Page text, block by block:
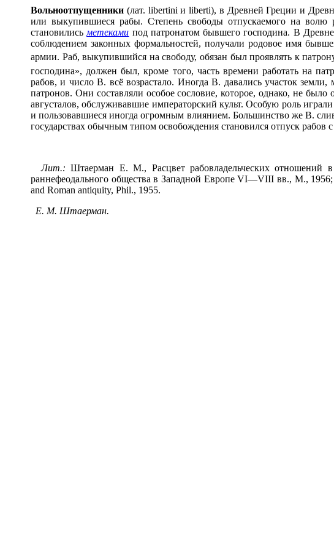
Вольноотпущенники (лат. libertini и liberti), в Древней Греции и
или выкупившиеся рабы. Степень свободы отпускаемого на
становились метеками под патронатом бывшего господина. В
соблюдением законных формальностей, получали родовое имя
армии. Раб, выкупившийся на свободу, обязан был проявлять к
господина», должен был, кроме того, часть времени работать на
рабов, и число В. всё возрастало. Иногда В. давались участок
патронов. Они составляли особое сословие, которое, однако, не
августалов, обслуживавшие императорский культ. Особую роль
и пользовавшиеся иногда огромным влиянием. Большинство же В.
государствах обычным типом освобождения становился отпуск
Лит.: Штаерман Е. М., Расцвет рабовладельческих отношений
раннефеодального общества в Западной Европе VI—VIII вв., М.,
and Roman antiquity, Phil., 1955.
Е. М. Штаерман.